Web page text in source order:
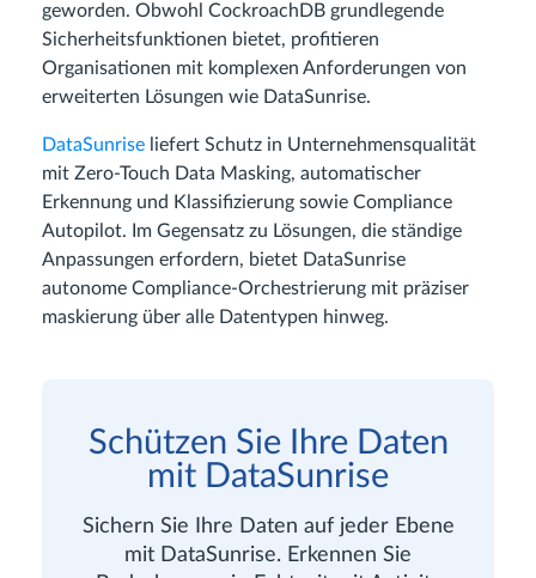
geworden. Obwohl CockroachDB grundlegende
Sicherheitsfunktionen bietet, profitieren
Organisationen mit komplexen Anforderungen von
erweiterten Lösungen wie DataSunrise.
DataSunrise liefert Schutz in Unternehmensqualität
mit Zero-Touch Data Masking, automatischer
Erkennung und Klassifizierung sowie Compliance
Autopilot. Im Gegensatz zu Lösungen, die ständige
Anpassungen erfordern, bietet DataSunrise
autonome Compliance-Orchestrierung mit präziser
maskierung über alle Datentypen hinweg.
Schützen Sie Ihre Daten
mit DataSunrise
Sichern Sie Ihre Daten auf jeder Ebene
mit DataSunrise. Erkennen Sie